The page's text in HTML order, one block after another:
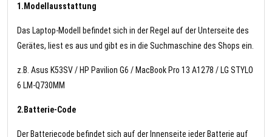
1.Modellausstattung
Das Laptop-Modell befindet sich in der Regel auf der Unterseite des
Gerätes, liest es aus und gibt es in die Suchmaschine des Shops ein.
z.B. Asus K53SV / HP Pavilion G6 / MacBook Pro 13 A1278 / LG STYLO
6 LM-Q730MM
2.Batterie-Code
Der Batteriecode befindet sich auf der Innenseite jeder Batterie auf